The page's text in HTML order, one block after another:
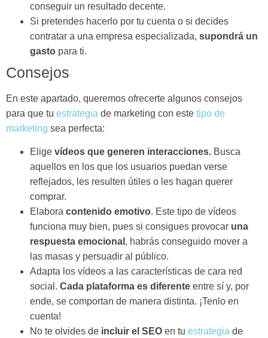
conseguir un resultado decente.
Si pretendes hacerlo por tu cuenta o si decides
contratar a una empresa especializada, supondrá un
gasto para ti.
Consejos
En este apartado, queremos ofrecerte algunos consejos
para que tu estrategia de marketing con este tipo de
marketing sea perfecta:
Elige vídeos que generen interacciones. Busca
aquellos en los que los usuarios puedan verse
reflejados, les resulten útiles o les hagan querer
comprar.
Elabora contenido emotivo. Este tipo de vídeos
funciona muy bien, pues si consigues provocar una
respuesta emocional , habrás conseguido mover a
las masas y persuadir al público.
Adapta los vídeos a las características de cara red
social. Cada plataforma es diferente entre sí y, por
ende, se comportan de manera distinta. ¡Tenlo en
cuenta!
No te olvides de incluir el SEO en tu estrategia de